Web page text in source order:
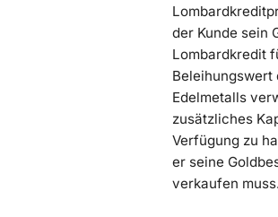
der Kunde sein
Lombardkredit
Beleihungswert
Edelmetalls
zusätzliches
Verfügung zu
er seine
verkaufen muss.